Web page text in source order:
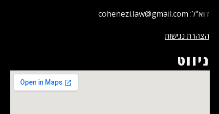
דוא"ל: cohenezi.law@gmail.com
הצהרת נגישות
ניווט